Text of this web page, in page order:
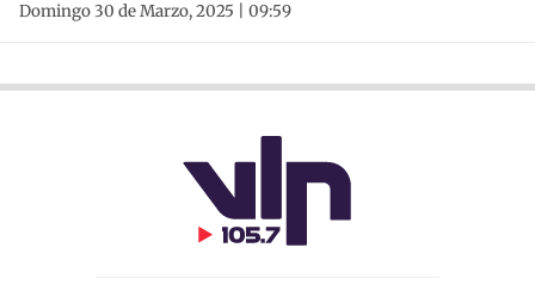
Domingo 30 de Marzo, 2025 | 09:59